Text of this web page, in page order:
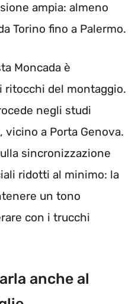
ampia: almeno
Torino fino a Palermo.
Moncada è
del montaggio.
negli studi
a Porta Genova.
sincronizzazione
ridotti al minimo: la
un tono
con i trucchi
anche al